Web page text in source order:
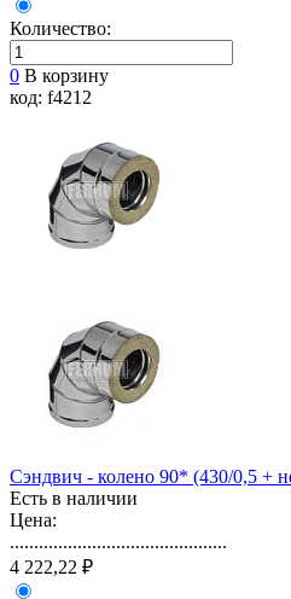
Количество:
0 В корзину
код: f4212
Сэндвич - колено 90* (430/0,5 +
Есть в наличии
Цена:
.............................................
4 222,22 ₽